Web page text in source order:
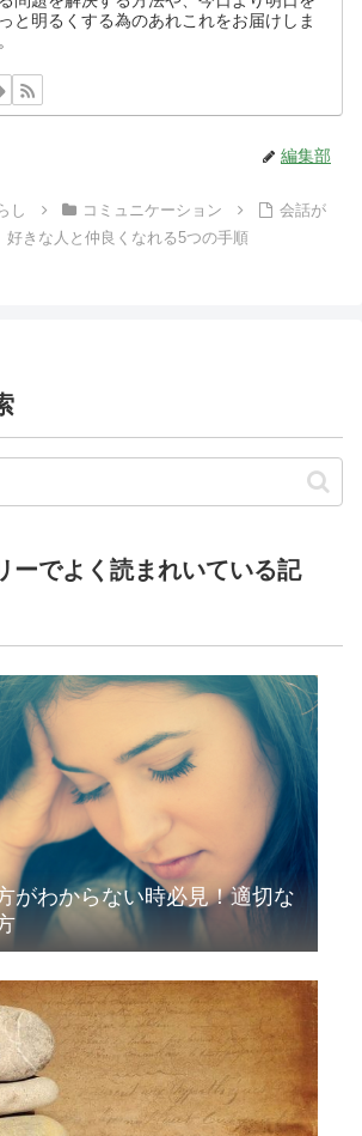
と明るくする為のあれこれをお届けしま
編集部
し コミュニケーション
会話が
好きな人と仲良くなれる5つの手順
ーでよく読まれいている記
がわからない時必見！適切な